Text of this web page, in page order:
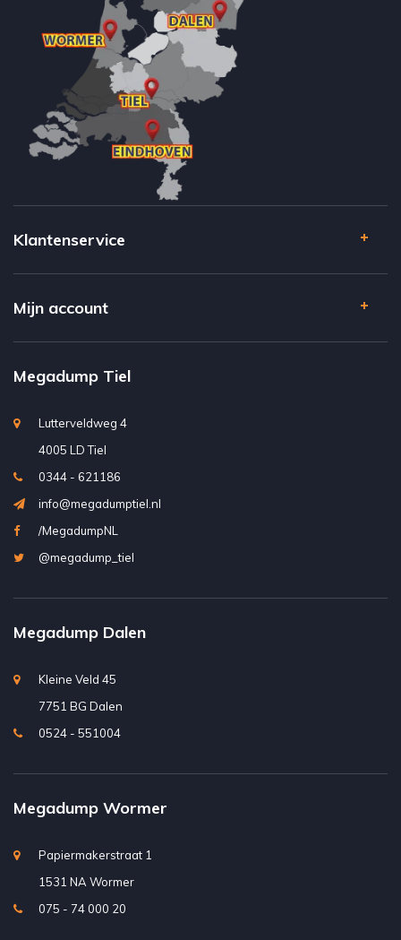
Klantenservice
Mijn account
Megadump Tiel
Lutterveldweg 4
4005 LD Tiel
0344 - 621186
info@megadumptiel.nl
/MegadumpNL
@megadump_tiel
Megadump Dalen
Kleine Veld 45
7751 BG Dalen
0524 - 551004
Megadump Wormer
Papiermakerstraat 1
1531 NA Wormer
075 - 74 000 20